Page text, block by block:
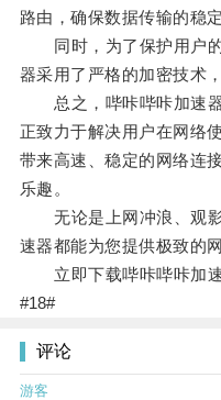
路由，确保数据传输的稳
同时，为了保护用户的
器采用了严格的加密技术
总之，哔咔哔咔加速器
正致力于解决用户在网络
带来高速、稳定的网络连
乐趣。
无论是上网冲浪、观影
速器都能为您提供极致的
立即下载哔咔哔咔加速
#18#
评论
游客